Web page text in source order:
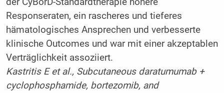
Responseraten, ein rascheres und tieferes
hämatologisches Ansprechen und verbesserte
klinische Outcomes und war mit einer akzeptablen
Verträglichkeit assoziiert.
Kastritis E et al., Subcutaneous daratumumab +
cyclophosphamide, bortezomib, and